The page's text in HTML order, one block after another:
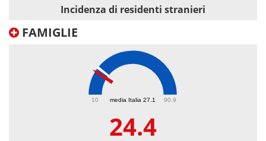
Incidenza di residenti stranieri
FAMIGLIE
media Italia 27.1
10 90.9
24.4